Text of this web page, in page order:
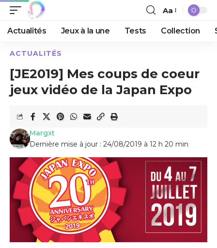
Aa
Actualités Jeux à la une Tests Collection
ACTUALITÉS
[JE2019] Mes coups de coeur
jeux vidéo de la Japan Expo
Dernière mise à jour : 24/08/2019 à 12 h 20 min
Margxt